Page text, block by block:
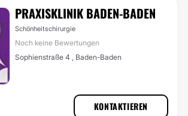
PRAXISKLINIK BADEN-BADEN
Schönheitschirurgie
Noch keine Bewertungen
Sophienstraße 4 , Baden-Baden
KONTAKTIEREN